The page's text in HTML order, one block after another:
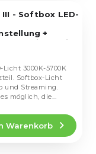
- Softbox LED-
+
obsahuje voštiny
Warenkorb
Licht 3000K-5700K
Softbox-Licht
und Streaming.
möglich, die...